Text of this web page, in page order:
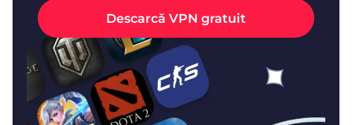
Descarcă VPN gratuit